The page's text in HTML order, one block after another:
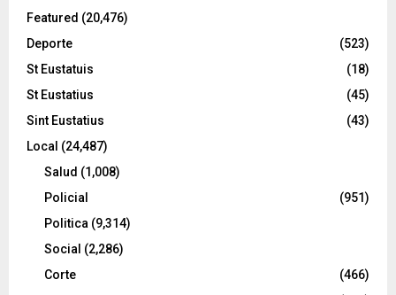
Featured (20,476)
Deporte
(523)
St Eustatuis
(18)
St Eustatius
(45)
Sint Eustatius
(43)
Local (24,487)
Salud (1,008)
Policial
(951)
Politica (9,314)
Social (2,286)
Corte
(466)